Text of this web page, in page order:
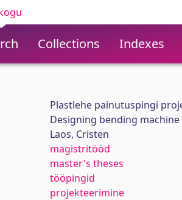
Collections Indexes
Plastlehe painutuspingi
Designing bending
Laos, Cristen
magistritööd
master's theses
tööpingid
projekteerimine